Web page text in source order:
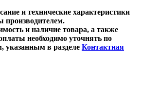
и технические характеристики
производителем.
и наличие товара, а также
необходимо уточнять по
в разделе Контактная